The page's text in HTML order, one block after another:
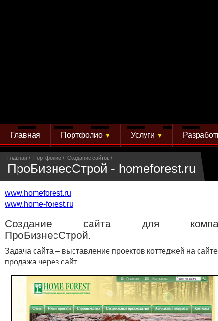
Главная Портфолио ▼ Услуги ▼
Главная Портфолио Создание сайтов
ПроБизнесСтрой - homeforest.ru
www.homeforest.ru
www.home-forest.ru
Создание сайта для
ПроБизнесСтрой.
Задача сайта – выставление проектов коттеджей на
продажа через сайт.